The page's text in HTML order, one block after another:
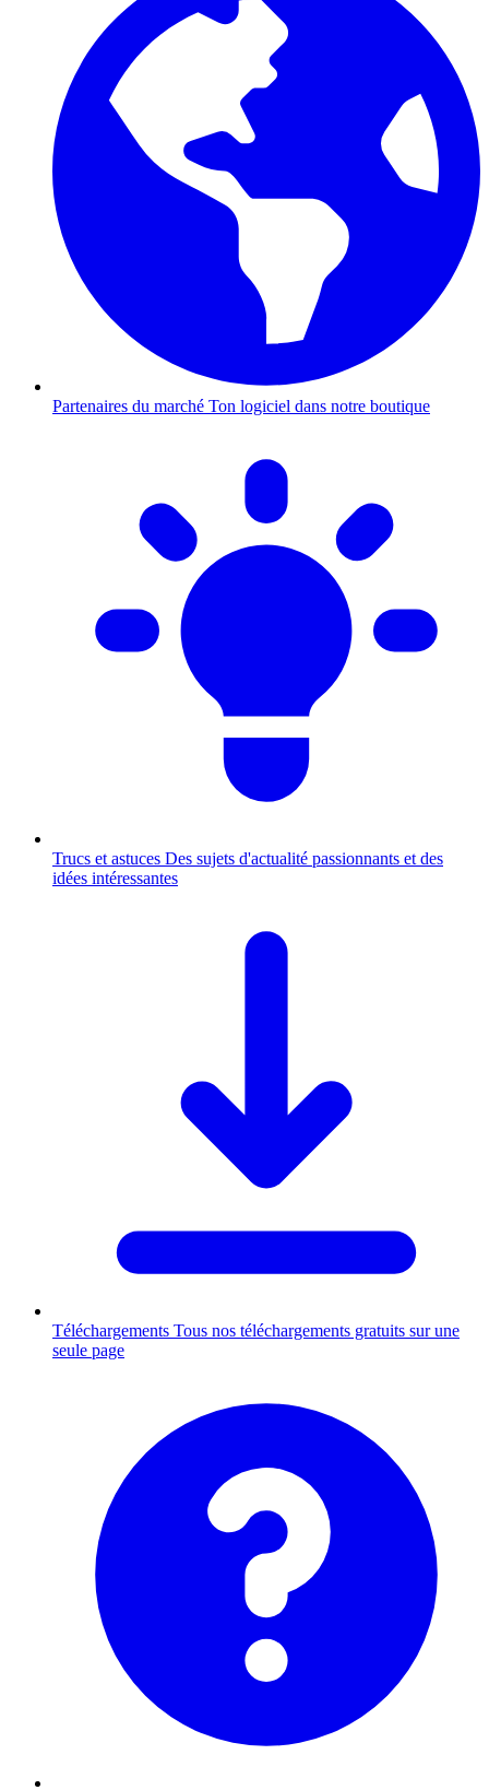
Partenaires du marché Ton logiciel dans notre boutique
Trucs et astuces Des sujets d'actualité passionnants et des
idées intéressantes
Téléchargements Tous nos téléchargements gratuits sur une
seule page